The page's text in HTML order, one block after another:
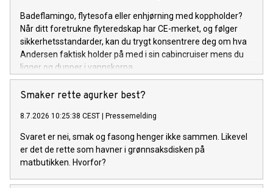
Badeflamingo, flytesofa eller enhjørning med koppholder?
Når ditt foretrukne flyteredskap har CE-merket, og følger
sikkerhetsstandarder, kan du trygt konsentrere deg om hva
Andersen faktisk holder på med i sin cabincruiser mens du
ligger og dupper i vannskorpa.
Smaker rette agurker best?
8.7.2026 10:25:38 CEST | Pressemelding
Svaret er nei, smak og fasong henger ikke sammen. Likevel
er det de rette som havner i grønnsaksdisken på
matbutikken. Hvorfor?